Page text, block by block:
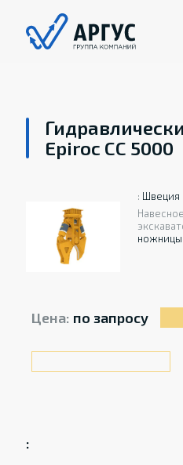
Epiroc CC 5000
: Швеция
ножницы
Цена: по запросу
: